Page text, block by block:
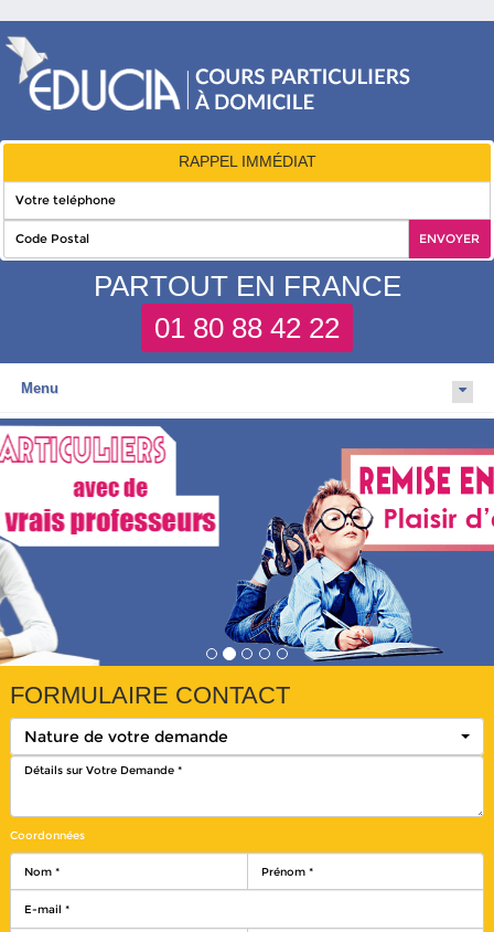
RAPPEL IMMÉDIAT
PARTOUT EN FRANCE
01 80 88 42 22
Menu
FORMULAIRE CONTACT
Nature de votre demande
Coordonnées